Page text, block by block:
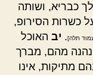
כבריא, ושותה
כשרות הסירופ,
תלה]. יב האוכל
נהנה מהם, מברך
מתיקות, אינו